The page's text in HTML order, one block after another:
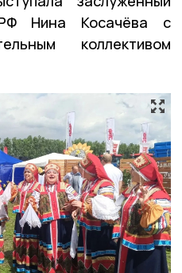
Нина Косачёва с
коллективом